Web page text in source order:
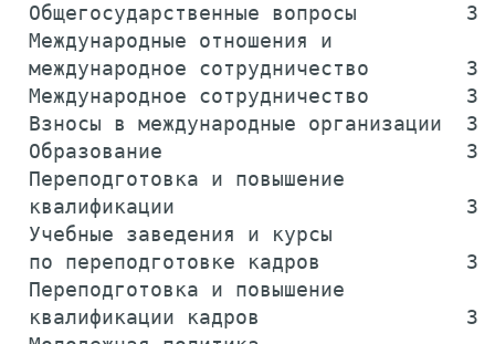
Общегосударственные вопросы
Международные отношения и
международное сотрудничество
Международное сотрудничество
Взносы в международные
Образование
Переподготовка и повышение
квалификации
Учебные заведения и курсы
по переподготовке кадров
Переподготовка и повышение
квалификации кадров